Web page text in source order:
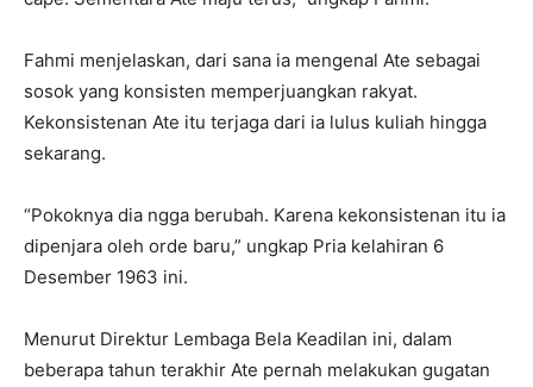
Fahmi menjelaskan, dari sana ia mengenal Ate sebagai
sosok yang konsisten memperjuangkan rakyat.
Kekonsistenan Ate itu terjaga dari ia lulus kuliah hingga
sekarang.
“Pokoknya dia ngga berubah. Karena kekonsistenan itu ia
dipenjara oleh orde baru,” ungkap Pria kelahiran 6
Desember 1963 ini.
Menurut Direktur Lembaga Bela Keadilan ini, dalam
beberapa tahun terakhir Ate pernah melakukan gugatan